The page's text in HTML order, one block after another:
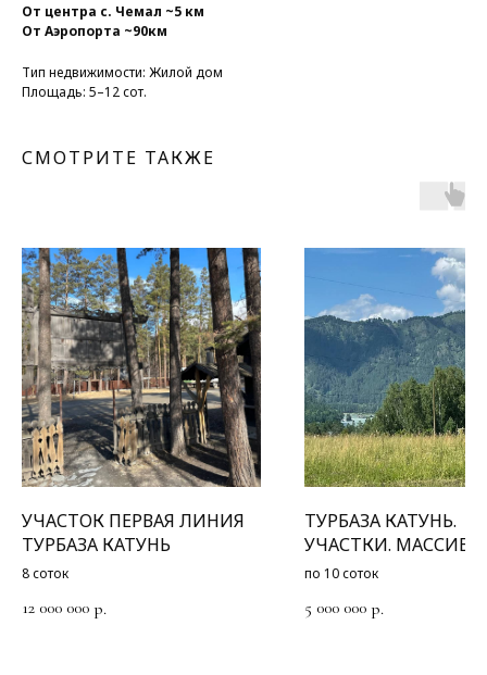
От центра с. Чемал ~5 км
От Аэропорта ~90км
Тип недвижимости: Жилой дом
Площадь: 5–12 сот.
СМОТРИТЕ ТАКЖЕ
УЧАСТОК ПЕРВАЯ ЛИНИЯ
ТУРБАЗА КАТУНЬ
8 соток
12 000 000 р.
ТУРБАЗА КАТУНЬ.
УЧАСТКИ. МАССИВ.
1037/1055
по 10 соток
5 000 000 р.